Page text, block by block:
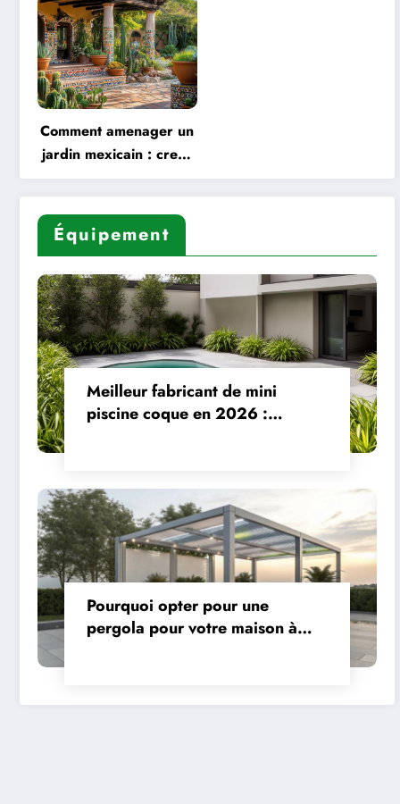
ends : Planning et
organisation
Comment amenager un
jardin mexicain : creez
une explosion de
couleurs avec des murs
Équipement
Meilleur fabricant de mini
piscine coque en 2026 :
Pourquoi opter pour une
pergola pour votre maison à